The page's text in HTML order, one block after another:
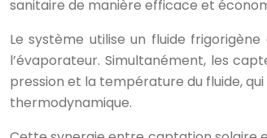
sanitaire de manière efficace et
Le système utilise un fluide
l’évaporateur. Simultanément, les
pression et la température du fluide,
thermodynamique.